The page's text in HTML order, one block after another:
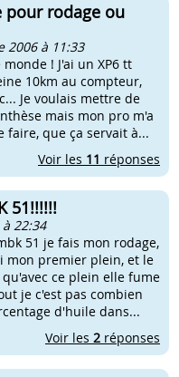
pour rodage ou
2006 à 11:33
! J'ai un XP6 tt
10km au compteur,
Je voulais mettre de
mais mon pro m'a
faire, que ça servait à...
Voir les 11 réponses
51!!!!!!
22:34
51 je fais mon rodage,
mon premier plein, et le
ce plein elle fume
je c'est pas combien
d'huile dans...
Voir les 2 réponses